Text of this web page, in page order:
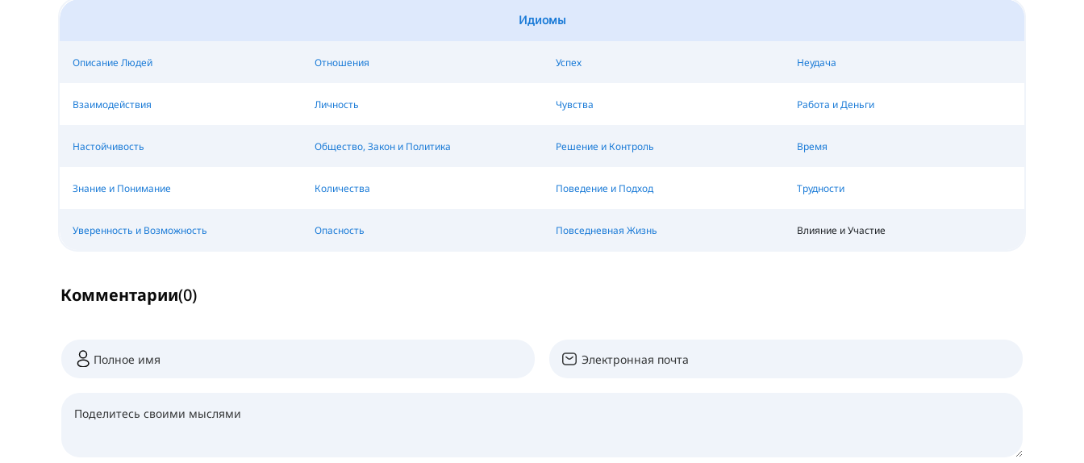
Идиомы
Описание Людей Отношения Успех Неудача
Взаимодействия Личность Чувства Работа и Деньги
Настойчивость Общество, Закон и Политика Решение и Контроль Время
Знание и Понимание Количества Поведение и Подход Трудности
Уверенность и Возможность Опасность Повседневная Жизнь Влияние и Участие
Комментарии(0)